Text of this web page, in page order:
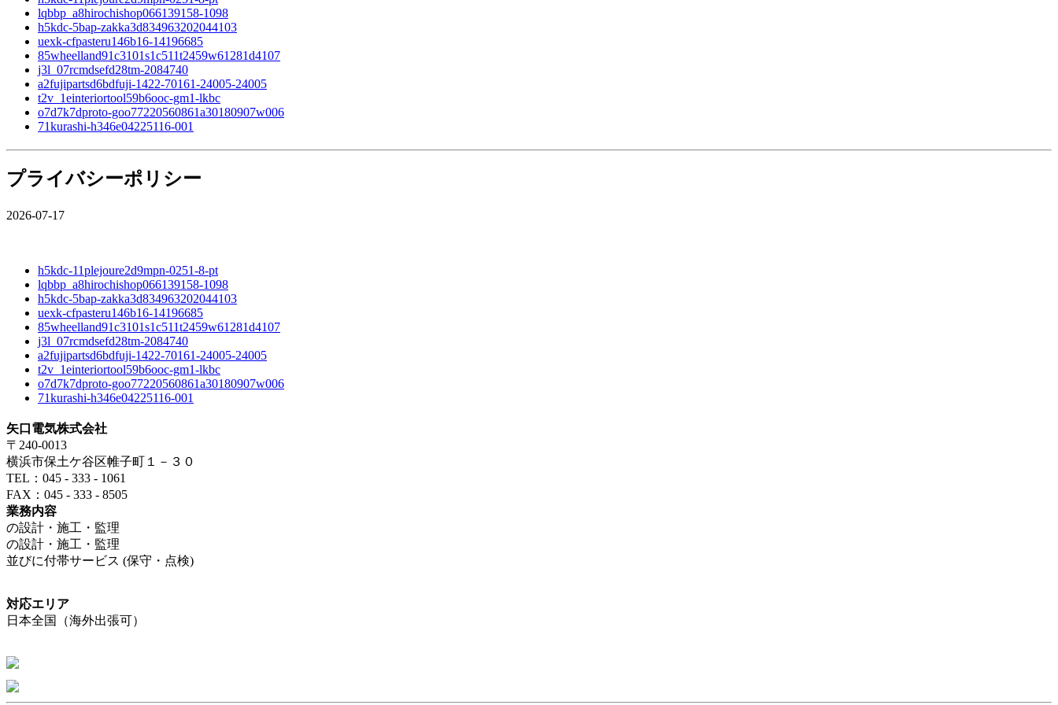
lqbbp_a8hirochishop066139158-1098
h5kdc-5bap-zakka3d834963202044103
uexk-cfpasteru146b16-14196685
85wheelland91c3101s1c511t2459w61281d4107
j3l_07rcmdsefd28tm-2084740
a2fujipartsd6bdfuji-1422-70161-24005-24005
t2v_1einteriortool59b6ooc-gm1-lkbc
o7d7k7dproto-goo77220560861a30180907w006
71kurashi-h346e04225116-001
プライバシーポリシー
2026-07-17
h5kdc-11plejoure2d9mpn-0251-8-pt
lqbbp_a8hirochishop066139158-1098
h5kdc-5bap-zakka3d834963202044103
uexk-cfpasteru146b16-14196685
85wheelland91c3101s1c511t2459w61281d4107
j3l_07rcmdsefd28tm-2084740
a2fujipartsd6bdfuji-1422-70161-24005-24005
t2v_1einteriortool59b6ooc-gm1-lkbc
o7d7k7dproto-goo77220560861a30180907w006
71kurashi-h346e04225116-001
矢口電気株式会社
〒240-0013
横浜市保土ケ谷区帷子町１－３０
TEL：045 - 333 - 1061
FAX：045 - 333 - 8505
業務内容
の設計・施工・監理
の設計・施工・監理
並びに付帯サービス (保守・点検)
対応エリア
日本全国（海外出張可）